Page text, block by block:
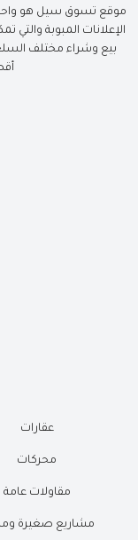
موقع تسوق سيل هو واحد
الإعلانات المبوبة
بيع وشراء مختلف
عقارات
محركات
مقاولات عامة
مشاريع صغيرة